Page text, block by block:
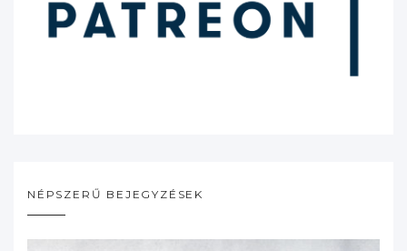
NÉPSZERŰ BEJEGYZÉSEK